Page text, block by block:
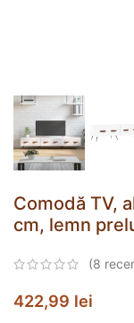
Comodă TV,
cm, lemn
(8
422,99 lei